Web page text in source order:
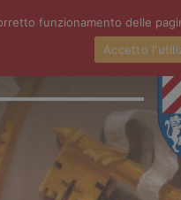
funzionamento delle
Accetto